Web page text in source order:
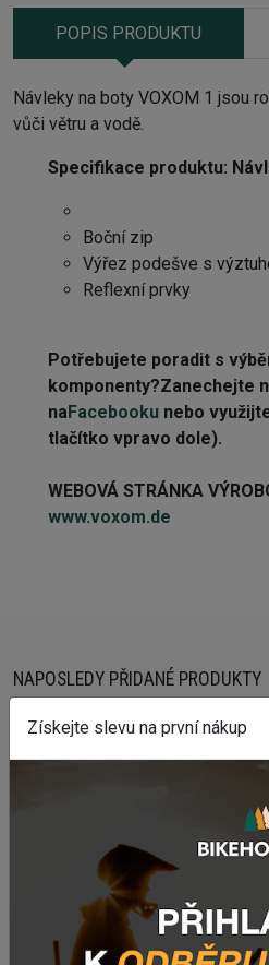
POPIS PRODUKTU
Návleky na boty VOXOM 1 jsou
vůči větru a vodě.
Specifikace produktu:
Boční zip
Výřez podešve s
Reflexní prvky
Potřebujete poradit s
komponenty?Zanechejte
naFacebooku nebo
tlačítko vpravo dole).
WEBOVÁ STRÁNKA
www.voxom.de
NAPOSLEDY PŘIDANÉ PRODUKTY
Predné svetlo
Zadné svetlo CRUSSIS
503,69 Kč
Dres CRUSSIS
Získejte slevu na první nákup